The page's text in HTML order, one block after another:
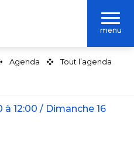
menu
Agenda
Tout l’agenda
12:00 / Dimanche 16